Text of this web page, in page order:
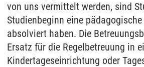
von uns vermittelt werden, sind
Studienbeginn eine
absolviert haben. Die
Ersatz für die Regelbetreuung in
Kindertageseinrichtung oder